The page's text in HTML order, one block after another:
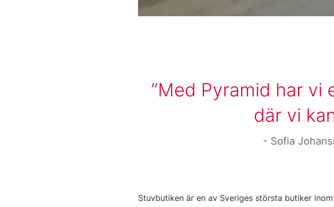
Med Pyramid har vi
där vi
Sofia
Stuvbutiken är en av Sveriges största butiker